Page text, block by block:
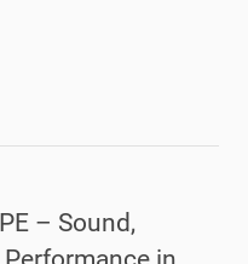
– Sound,